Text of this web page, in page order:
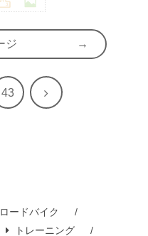
ジ
43 次
ロードバイク
トレーニング